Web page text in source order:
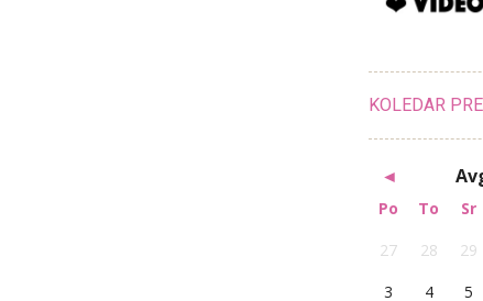
KOLEDAR
◄
Po To Sr
27
28 29
3
4 5